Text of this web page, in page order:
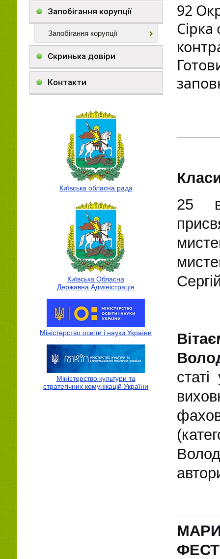
Запобігання корупції
Запобігання корупції
Скринька довіри
Контакти
Київська обласна рада
Київська Обласна
Державна Адмiнiстрацiя
Міністерство освіти і науки України
Міністерство культури та
стратегічних комунікацій України
92
25